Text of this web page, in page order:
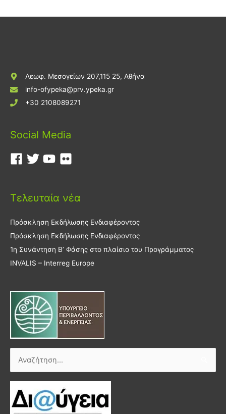
Λεωφ. Μεσογείων 207,115 25, Αθήνα
info-ofypeka@prv.ypeka.gr
+30 2108089271
Social Media
Τελευταία νέα
Πρόσκληση Εκδήλωσης Ενδιαφέροντος
Πρόσκληση Εκδήλωσης Ενδιαφέροντος
1η Συνάντηση Β’ Φάσης στο πλαίσιο του Προγράμματος
INVALIS – Interreg Europe
Αναζήτηση